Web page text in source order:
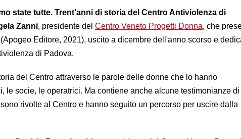
state tutte. Trent'anni di storia del Centro Antiviolenza di
Zanni, presidente del Centro Veneto Progetti Donna, che
Editore, 2021), uscito a dicembre dell'anno scorso e
di Padova.
del Centro attraverso le parole delle donne che lo hanno
le socie, le operatrici. Ma contiene anche alcune testimonianze di
rivolte al Centro e hanno seguito un percorso per uscire dalla